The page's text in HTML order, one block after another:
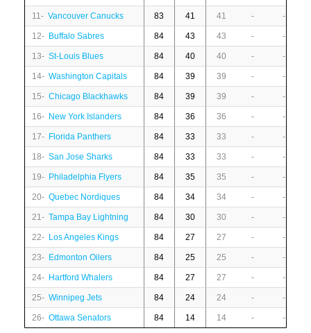
11- Vancouver Canucks 83 41 41 - -
12- Buffalo Sabres 84 43 43 - -
13- St-Louis Blues 84 40 40 - -
14- Washington Capitals 84 39 39 - -
15- Chicago Blackhawks 84 39 39 - -
16- New York Islanders 84 36 36 - -
17- Florida Panthers 84 33 33 - -
18- San Jose Sharks 84 33 33 - -
19- Philadelphia Flyers 84 35 35 - -
20- Quebec Nordiques 84 34 34 - -
21- Tampa Bay Lightning 84 30 30 - -
22- Los Angeles Kings 84 27 27 - -
23- Edmonton Oilers 84 25 25 - -
24- Hartford Whalers 84 27 27 - -
25- Winnipeg Jets 84 24 24 - -
26- Ottawa Senators 84 14 14 - -